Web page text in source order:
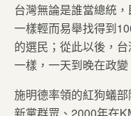
台灣無論是誰當總統
一樣輕而易舉找得到
的選民；從此以後，
一樣，一天到晚在政變
施明德率領的紅狗蟻